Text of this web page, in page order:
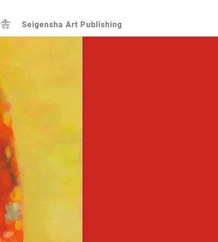
舎 Seigensha Art Publishing